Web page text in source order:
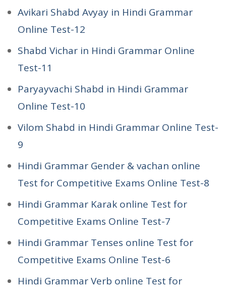
Avikari Shabd Avyay in Hindi Grammar
Online Test-12
Shabd Vichar in Hindi Grammar Online
Test-11
Paryayvachi Shabd in Hindi Grammar
Online Test-10
Vilom Shabd in Hindi Grammar Online Test-
9
Hindi Grammar Gender & vachan online
Test for Competitive Exams Online Test-8
Hindi Grammar Karak online Test for
Competitive Exams Online Test-7
Hindi Grammar Tenses online Test for
Competitive Exams Online Test-6
Hindi Grammar Verb online Test for